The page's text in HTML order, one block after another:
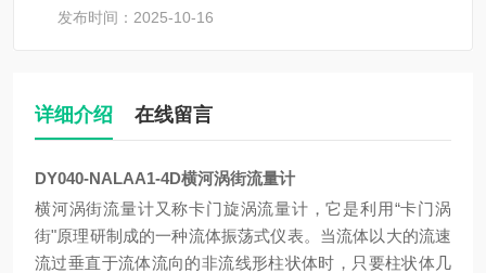
发布时间：2025-10-16
详细介绍 在线留言
DY040-NALAA1-4D横河涡街流量计
横河涡街流量计又称卡门旋涡流量计，它是利用“卡门涡
街"原理研制成的一种流体振荡式仪表。当流体以大的流速
流过垂直于流体流向的非流线形柱状体时，只要柱状体几